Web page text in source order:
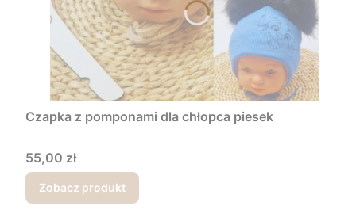
Czapka z pomponami dla chłopca piesek
Cena
55,00 zł
Zobacz produkt